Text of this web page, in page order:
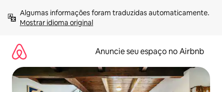
para
Mostrar idioma original
Anuncie seu espaço no Airbnb